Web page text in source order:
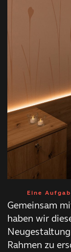
Eine
Gemeinsam
haben wir
Rahmen zu